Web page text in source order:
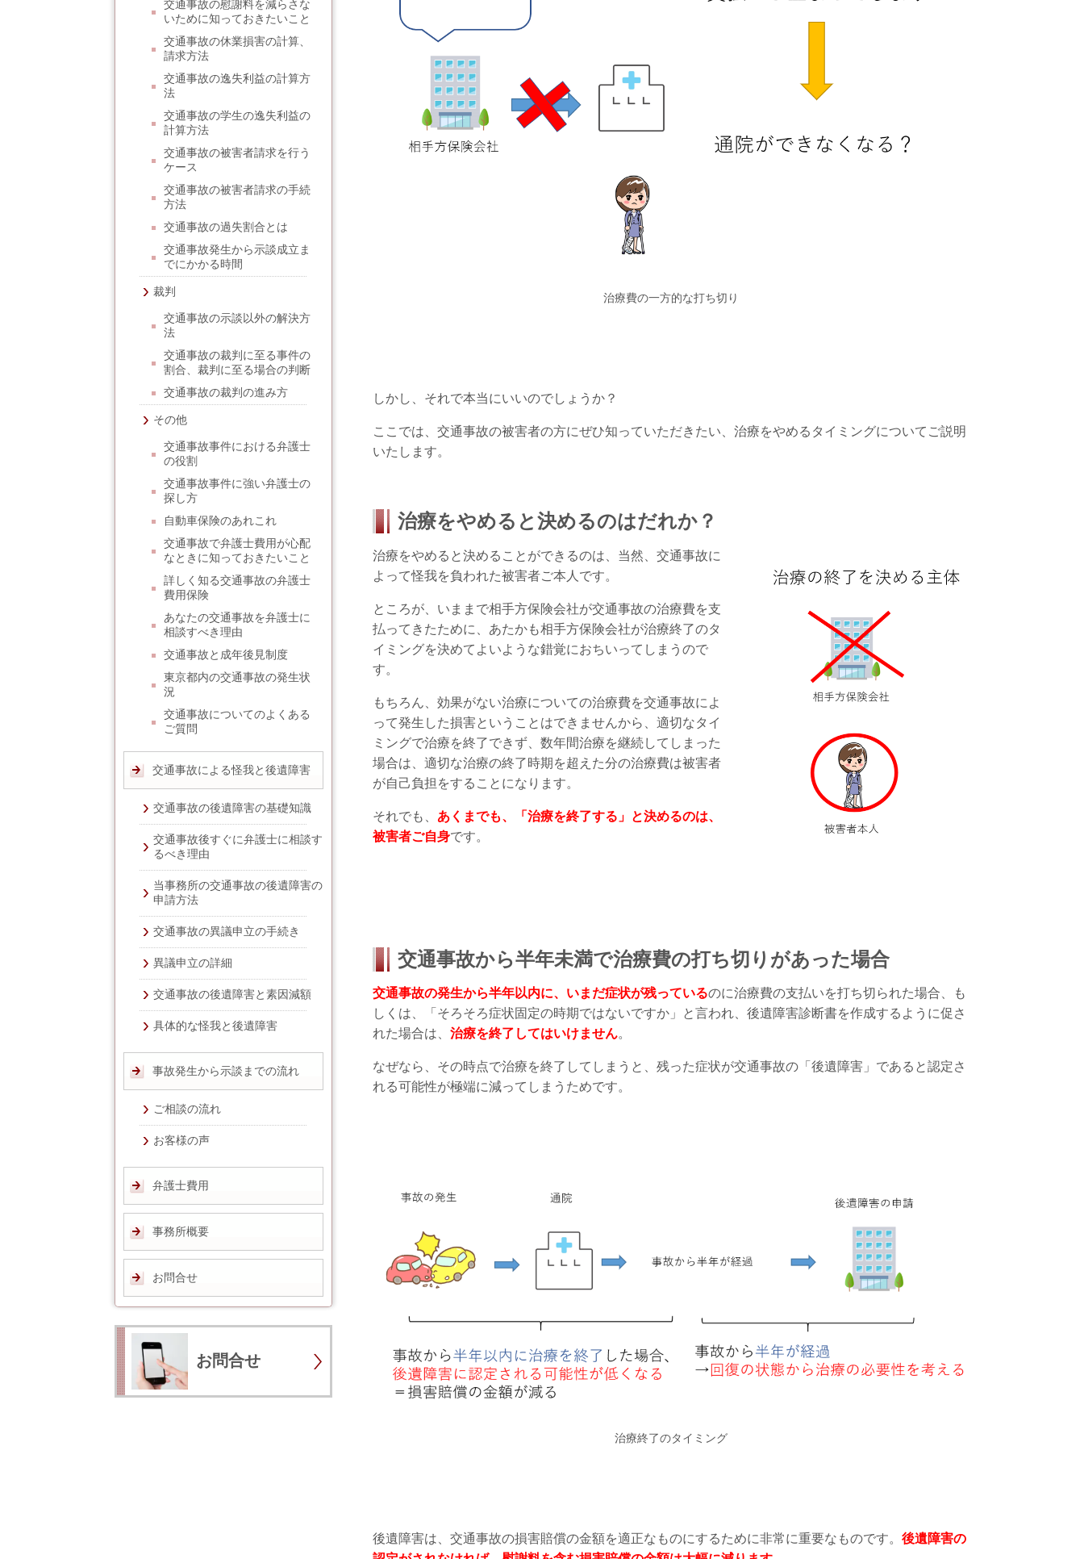
治療費の一方的な打ち切り
しかし、それで本当にいいのでしょうか？
ここでは、交通事故の被害者の方にぜひ知っていただきたい、治療をやめるタイミングについてご説明
いたします。
治療をやめると決めるのはだれか？
治療をやめると決めることができるのは、当然、交通事故に
よって怪我を負われた被害者ご本人です。
ところが、いままで相手方保険会社が交通事故の治療費を支
払ってきたために、あたかも相手方保険会社が治療終了のタ
イミングを決めてよいような錯覚におちいってしまうので
す。
もちろん、効果がない治療についての治療費を交通事故によ
って発生した損害ということはできませんから、適切なタイ
ミングで治療を終了できず、数年間治療を継続してしまった
場合は、適切な治療の終了時期を超えた分の治療費は被害者
が自己負担をすることになります。
それでも、 あくまでも、「治療を終了する」と決めるのは、
被害者ご自身です。
交通事故から半年未満で治療費の打ち切りがあった場合
交通事故の発生から半年以内に、いまだ症状が残っているのに治療費の支払いを打ち切られた場合、も
しくは、「そろそろ症状固定の時期ではないですか」と言われ、後遺障害診断書を作成するように促さ
れた場合は、 治療を終了してはいけません。
なぜなら、その時点で治療を終了してしまうと、残った症状が交通事故の「後遺障害」であると認定さ
れる可能性が極端に減ってしまうためです。
治療終了のタイミング
後遺障害は、交通事故の損害賠償の金額を適正なものにするために非常に重要なものです。 後遺障害の
交通事故の慰謝料を減らさな
いために知っておきたいこと
交通事故の休業損害の計算、
請求方法
交通事故の逸失利益の計算方
法
交通事故の学生の逸失利益の
計算方法
交通事故の被害者請求を行う
ケース
交通事故の被害者請求の手続
方法
交通事故の過失割合とは
交通事故発生から示談成立ま
でにかかる時間
裁判
交通事故の示談以外の解決方
法
交通事故の裁判に至る事件の
割合、裁判に至る場合の判断
交通事故の裁判の進み方
その他
交通事故事件における弁護士
の役割
交通事故事件に強い弁護士の
探し方
自動車保険のあれこれ
交通事故で弁護士費用が心配
なときに知っておきたいこと
詳しく知る交通事故の弁護士
費用保険
あなたの交通事故を弁護士に
相談すべき理由
交通事故と成年後見制度
東京都内の交通事故の発生状
況
交通事故についてのよくある
ご質問
交通事故による怪我と後遺障害
交通事故の後遺障害の基礎知識
交通事故後すぐに弁護士に相談す
るべき理由
当事務所の交通事故の後遺障害の
申請方法
交通事故の異議申立の手続き
異議申立の詳細
交通事故の後遺障害と素因減額
具体的な怪我と後遺障害
事故発生から示談までの流れ
ご相談の流れ
お客様の声
弁護士費用
事務所概要
お問合せ
お問合せ